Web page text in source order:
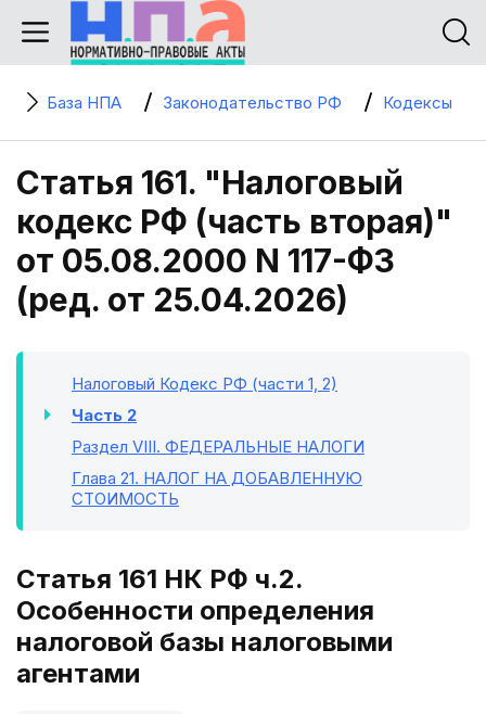
База НПА Законодательство РФ Кодексы
Статья 161. "Налоговый
кодекс РФ (часть вторая)"
от 05.08.2000 N 117-ФЗ
(ред. от 25.04.2026)
Налоговый Кодекс РФ (части 1, 2)
Часть 2
Раздел VIII. ФЕДЕРАЛЬНЫЕ НАЛОГИ
Глава 21. НАЛОГ НА ДОБАВЛЕННУЮ
СТОИМОСТЬ
Статья 161 НК РФ ч.2.
Особенности определения
налоговой базы налоговыми
агентами